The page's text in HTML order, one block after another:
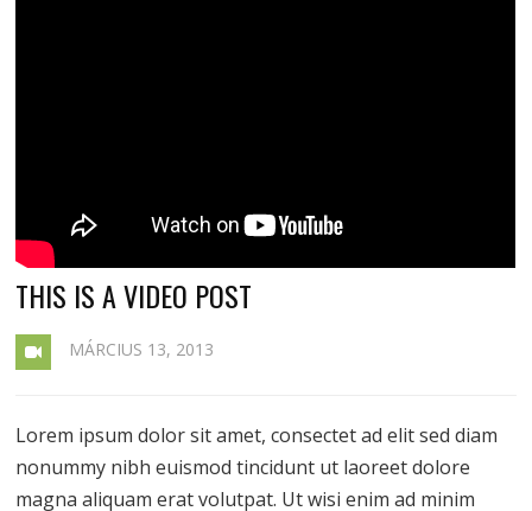
THIS IS A VIDEO POST
MÁRCIUS 13, 2013
Lorem ipsum dolor sit amet, consectet ad elit sed diam
nonummy nibh euismod tincidunt ut laoreet dolore
magna aliquam erat volutpat. Ut wisi enim ad minim